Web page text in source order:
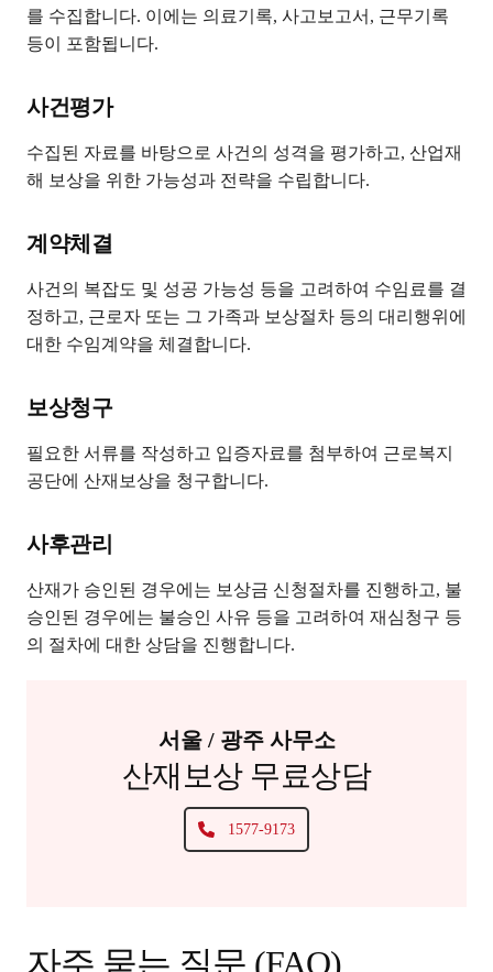
를 수집합니다. 이에는 의료기록, 사고보고서, 근무기록
등이 포함됩니다.
사건평가
수집된 자료를 바탕으로 사건의 성격을 평가하고, 산업재
해 보상을 위한 가능성과 전략을 수립합니다.
계약체결
사건의 복잡도 및 성공 가능성 등을 고려하여 수임료를 결
정하고, 근로자 또는 그 가족과 보상절차 등의 대리행위에
대한 수임계약을 체결합니다.
보상청구
필요한 서류를 작성하고 입증자료를 첨부하여 근로복지
공단에 산재보상을 청구합니다.
사후관리
산재가 승인된 경우에는 보상금 신청절차를 진행하고, 불
승인된 경우에는 불승인 사유 등을 고려하여 재심청구 등
의 절차에 대한 상담을 진행합니다.
서울 / 광주 사무소
산재보상 무료상담
1577-9173
자주 묻는 질문 (FAQ)